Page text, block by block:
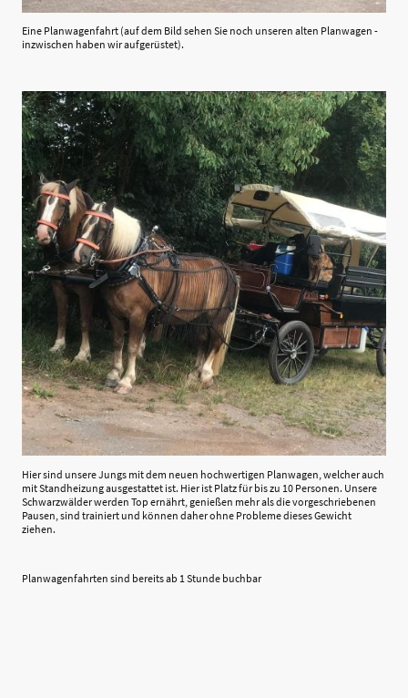
Eine Planwagenfahrt (auf dem Bild sehen Sie noch unseren alten Planwagen -
inzwischen haben wir aufgerüstet).
Hier sind unsere Jungs mit dem neuen hochwertigen Planwagen, welcher auch
mit Standheizung ausgestattet ist. Hier ist Platz für bis zu 10 Personen. Unsere
Schwarzwälder werden Top ernährt, genießen mehr als die vorgeschriebenen
Pausen, sind trainiert und können daher ohne Probleme dieses Gewicht
ziehen.
Planwagenfahrten sind bereits ab 1 Stunde buchbar